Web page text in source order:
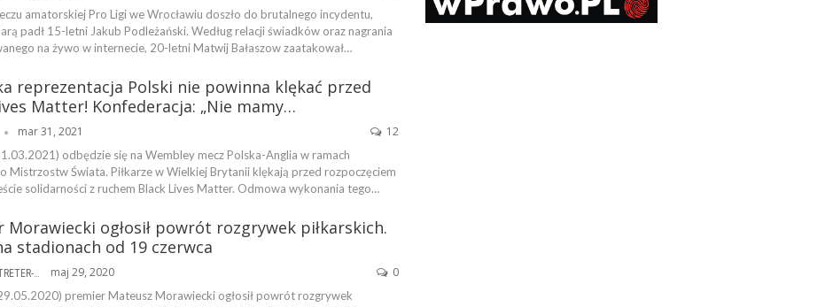
amatorskiej Pro Ligi we Wrocławiu doszło do brutalnego incydentu,
padł 15-letni Jakub Podleżański. Według relacji świadków oraz nagrania
na żywo w internecie, 20-letni Matwij Bałaszow zaatakował…
reprezentacja Polski nie powinna klękać przed
Matter! Konfederacja: „Nie mamy…
mar 31, 2021 12
odbędzie się na Wembley mecz Polska-Anglia w ramach
Mistrzostw Świata. Piłkarze w Wielkiej Brytanii klękają przed rozpoczęciem
solidarności z ruchem Black Lives Matter. Odmowa wykonania tego…
Morawiecki ogłosił powrót rozgrywek piłkarskich.
stadionach od 19 czerwca
maj 29, 2020 0
premier Mateusz Morawiecki ogłosił powrót rozgrywek